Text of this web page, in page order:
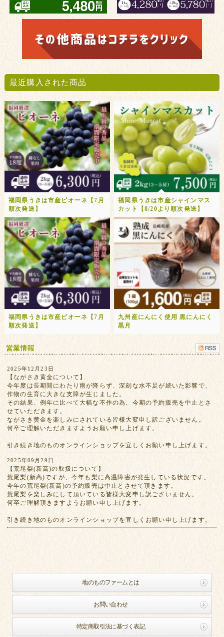
最近購入された商品
福岡県うきは市産ピオーネ【7月
順次発送】
福岡県うきは市産シャインマス
カット【8/20より順次発送】
福岡県うきは市産ピオーネ【7月
順次発送】
九州産にんにく使用 黒にんにく
黒月
2025年12月23日
【ながさき黄金について】
今年度は長期間にわたり雨が降らず、深刻な水不足が続いた影響で、
作物の生育に大きな支障が生じました。
その結果、例年に比べて大幅な不作の為、今期の予約販売を中止とさ
せていただきます。
ながさき黄金を楽しみにされている皆様大変申し訳ございません。
何卒ご理解いただきますようお願い申し上げます。
引き続き地のものオンラインショップを宜しくお願い申し上げます。
2025年09月29日
【荒尾梨(新高)の取扱について】
荒尾梨(新高)ですが、今年も梨に高温障害が発生している状況です。
今年の荒尾梨(新高)の予約販売は中止とさせて頂きます。
荒尾梨を楽しみにして頂いている皆様大変申し訳ございません。
何卒ご理解頂きますようお願い申し上げます。
引き続き地のものオンラインショップを宜しくお願い申し上げます。
地のものファームとは
お問い合わせ
特定商取引法に基づく表記